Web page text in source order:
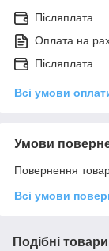
Післяплата
Оплата на
Післяплата
Всі умови
Умови
Повернення
Всі умови
Подібні